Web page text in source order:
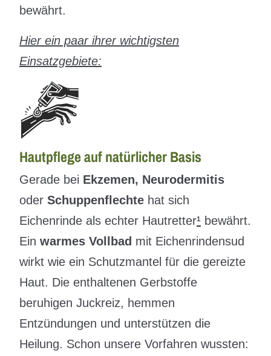
bewährt.
Hier ein paar ihrer wichtigsten
Einsatzgebiete:
Hautpflege auf natürlicher Basis
Gerade bei Ekzemen, Neurodermitis
oder Schuppenflechte hat sich
Eichenrinde als echter Hautretter¹ bewährt.
Ein warmes Vollbad mit Eichenrindensud
wirkt wie ein Schutzmantel für die gereizte
Haut. Die enthaltenen Gerbstoffe
beruhigen Juckreiz, hemmen
Entzündungen und unterstützen die
Heilung. Schon unsere Vorfahren wussten: